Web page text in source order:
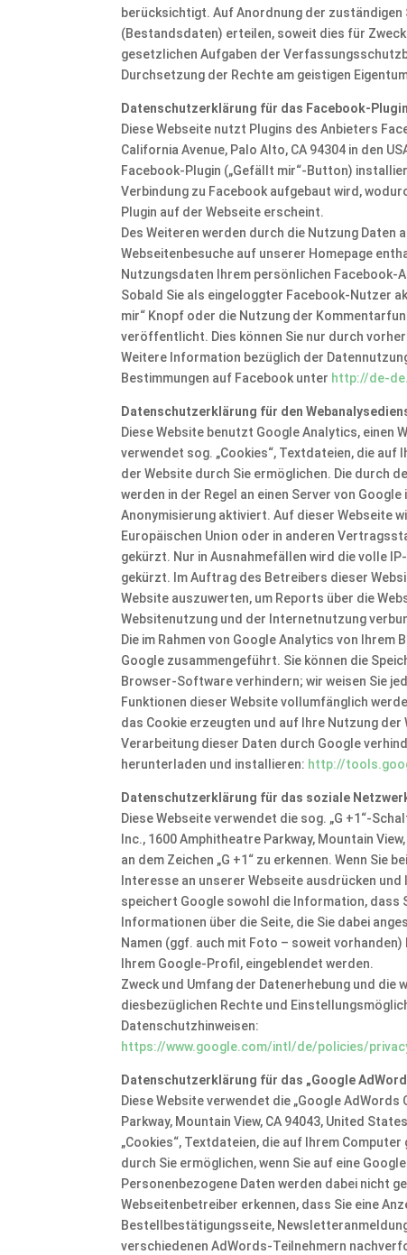
berücksichtigt. Auf Anordnung der
(Bestandsdaten) erteilen, soweit dies für
gesetzlichen Aufgaben der
Durchsetzung der Rechte am geistigen
Datenschutzerklärung für das Facebook-
Diese Webseite nutzt Plugins des Anbieters
California Avenue, Palo Alto, CA 94304 in den
Facebook-Plugin („Gefällt mir“-Button)
Verbindung zu Facebook aufgebaut wird,
Plugin auf der Webseite erscheint.
Des Weiteren werden durch die Nutzung
Webseitenbesuche auf unserer Homepage
Nutzungsdaten Ihrem persönlichen Facebook-
Sobald Sie als eingeloggter Facebook-Nutzer
mir“ Knopf oder die Nutzung der
veröffentlicht. Dies können Sie nur durch
Weitere Information bezüglich der
Bestimmungen auf Facebook unter http://de-
Datenschutzerklärung für den
Diese Website benutzt Google Analytics, einen
verwendet sog. „Cookies“, Textdateien, die
der Website durch Sie ermöglichen. Die durch
werden in der Regel an einen Server von
Anonymisierung aktiviert. Auf dieser Webseite
Europäischen Union oder in anderen
gekürzt. Nur in Ausnahmefällen wird die volle
gekürzt. Im Auftrag des Betreibers dieser
Website auszuwerten, um Reports über die
Websitenutzung und der Internetnutzung
Die im Rahmen von Google Analytics von
Google zusammengeführt. Sie können die
Browser-Software verhindern; wir weisen Sie
Funktionen dieser Website vollumfänglich
das Cookie erzeugten und auf Ihre Nutzung
Verarbeitung dieser Daten durch Google
herunterladen und installieren: http://
Datenschutzerklärung für das soziale
Diese Webseite verwendet die sog. „G +1“-
Inc., 1600 Amphitheatre Parkway, Mountain
an dem Zeichen „G +1“ zu erkennen. Wenn Sie
Interesse an unserer Webseite ausdrücken
speichert Google sowohl die Information, dass
Informationen über die Seite, die Sie dabei
Namen (ggf. auch mit Foto – soweit
Ihrem Google-Profil, eingeblendet werden.
Zweck und Umfang der Datenerhebung und
diesbezüglichen Rechte und
Datenschutzhinweisen:
https://www.google.com/intl/de/policies/
Datenschutzerklärung für das „Google
Diese Website verwendet die „Google
Parkway, Mountain View, CA 94043, United
„Cookies“, Textdateien, die auf Ihrem
durch Sie ermöglichen, wenn Sie auf eine
Personenbezogene Daten werden dabei nicht
Webseitenbetreiber erkennen, dass Sie eine
Bestellbestätigungsseite,
verschiedenen AdWords-Teilnehmern